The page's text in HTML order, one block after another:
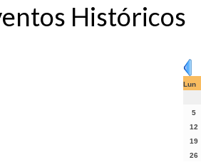
Históricos
Lun
5
12
19
26